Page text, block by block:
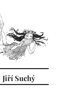
Jiří Suchý